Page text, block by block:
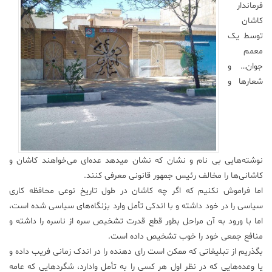
علم
و
فناوری
عکس
فرهنگی
و
هنری
فرماندار
کاشان
توسط یک
معمم
جوان… و
شعارها و
نوشته‌هایی بی نام و نشان که نشان میدهد عده‌‌ای می‌خواهند کاشان و
کاشانی‌ها را مخالف رئیس جمهور قانونی معرفی کنند.
اما فراموش نکنیم که اگر چه کاشان در طول تاریخ نوعی محافظه کاری
سیاسی را در خود داشته و با اندکی تأمل وارد بزنگاه‌های سیاسی شده است،
اما با ورود به آن مراحل بطور قطع قدرت تشخیص سره از ناسره را داشته و
منافع جمعی خود را خوب تشخیص داده است.
بگذریم از تبلیغاتی که ممکن است رای دهنده را در اندک زمانی فریب داده و
یا وعده‌هایی که در نظر اول هر کسی را به تأمل وادارد، شگردهایی که عامه